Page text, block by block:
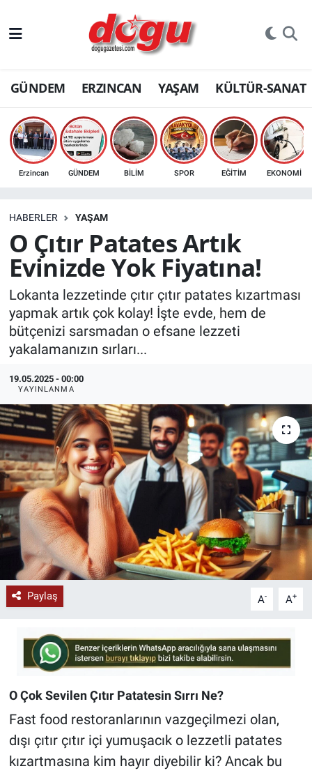
GÜNDEM ERZINCAN YAŞAM KÜLTÜR-SANAT
Erzincan GÜNDEM BİLİM SPOR EĞİTİM EKONOMİ
HABERLER YAŞAM
O Çıtır Patates Artık
Evinizde Yok Fiyatına!
Lokanta lezzetinde çıtır çıtır patates kızartması
yapmak artık çok kolay! İşte evde, hem de
bütçenizi sarsmadan o efsane lezzeti
yakalamanızın sırları...
19.05.2025 - 00:00
YAYINLANMA
Paylaş A- A+
O Çok Sevilen Çıtır Patatesin Sırrı Ne?
Fast food restoranlarının vazgeçilmezi olan,
dışı çıtır çıtır içi yumuşacık o lezzetli patates
kızartmasına kim hayır diyebilir ki? Ancak bu
ERZINCAN
GÜNDEM
ERZİNCAN FOTOĞRAFLARI
SAĞLIK
Bilim, teknoloji
GENEL
KÜLTÜR-SANAT
Yerel Haber
Politika
SPOR
YAŞAM
RESMİ İLAN